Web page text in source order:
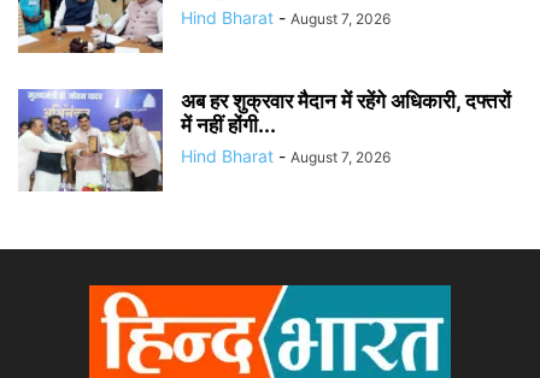
Hind Bharat - August 7, 2026
अब हर शुक्रवार मैदान में रहेंगे अधिकारी, दफ्तरों
में नहीं होंगी...
Hind Bharat - August 7, 2026